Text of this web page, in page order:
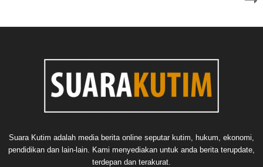
Suara Kutim adalah media berita online seputar kutim, hukum, ekonomi,
pendidikan dan lain-lain. Kami menyediakan untuk anda berita terupdate,
terdepan dan terakurat.